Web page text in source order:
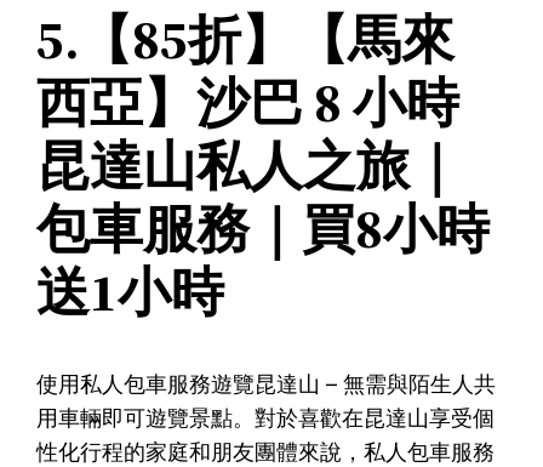
5.【85折】【馬來
西亞】沙巴 8 小時
昆達山私人之旅｜
包車服務｜買8小時
送1小時
使用私人包車服務遊覽昆達山 – 無需與陌生人共
用車輛即可遊覽景點。對於喜歡在昆達山享受個
性化行程的家庭和朋友團體來說，私人包車服務